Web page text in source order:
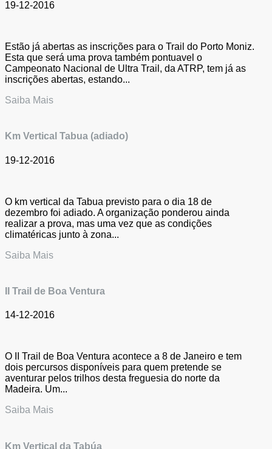
19-12-2016
Estão já abertas as inscrições para o Trail do Porto Moniz.
Esta que será uma prova também pontuavel o
Campeonato Nacional de Ultra Trail, da ATRP, tem já as
inscrições abertas, estando...
Saiba Mais
Km Vertical Tabua (adiado)
19-12-2016
O km vertical da Tabua previsto para o dia 18 de
dezembro foi adiado. A organização ponderou ainda
realizar a prova, mas uma vez que as condições
climatéricas junto à zona...
Saiba Mais
II Trail de Boa Ventura
14-12-2016
O II Trail de Boa Ventura acontece a 8 de Janeiro e tem
dois percursos disponíveis para quem pretende se
aventurar pelos trilhos desta freguesia do norte da
Madeira. Um...
Saiba Mais
Km Vertical da Tabúa